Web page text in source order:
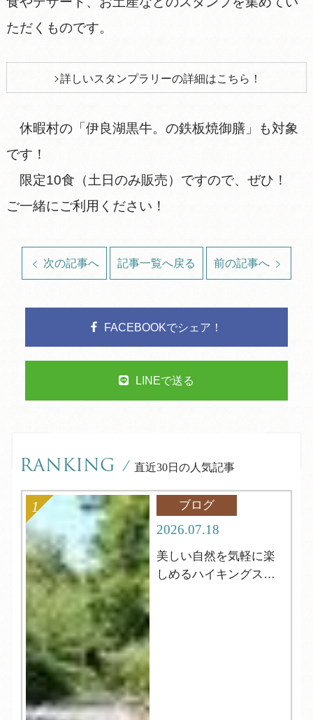
ただくものです。
詳しいスタンプラリーの詳細はこちら！
休暇村の「伊良湖黒牛。の鉄板焼御膳」も対象
です！
限定10食（土日のみ販売）ですので、ぜひ！
ご一緒にご利用ください！
次の記事へ 記事一覧へ戻る 前の記事へ
FACEBOOKでシェア！
LINEで送る
RANKING / 直近30日の人気記事
ブログ
2026.07.18
美しい自然を気軽に楽
しめるハイキングスポ